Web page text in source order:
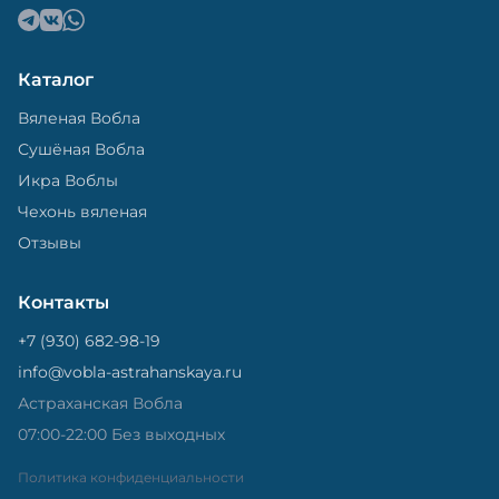
Каталог
Вяленая Вобла
Сушёная Вобла
Икра Воблы
Чехонь вяленая
Отзывы
Контакты
+7 (930) 682-98-19
info@vobla-astrahanskaya.ru
Астраханская Вобла
07:00-22:00 Без выходных
Политика конфиденциальности